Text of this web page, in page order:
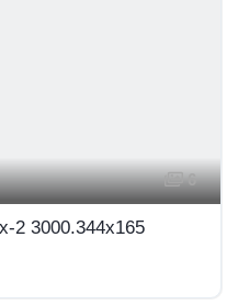
6
2 3000.344x165